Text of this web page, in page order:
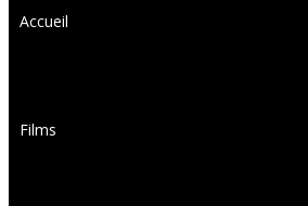
Accueil
Films